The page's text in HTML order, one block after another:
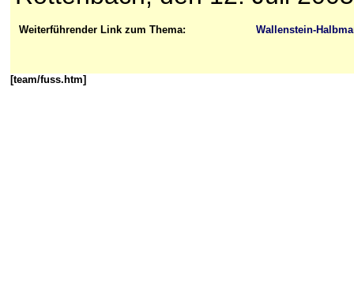
Weiterführender Link zum Thema: Wallenstein-
[team/fuss.htm]